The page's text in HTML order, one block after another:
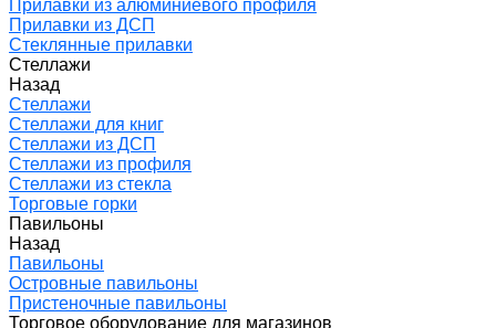
Прилавки из алюминиевого профиля
Прилавки из ДСП
Стеклянные прилавки
Стеллажи
Назад
Стеллажи
Стеллажи для книг
Стеллажи из ДСП
Стеллажи из профиля
Стеллажи из стекла
Торговые горки
Павильоны
Назад
Павильоны
Островные павильоны
Пристеночные павильоны
Торговое оборудование для магазинов